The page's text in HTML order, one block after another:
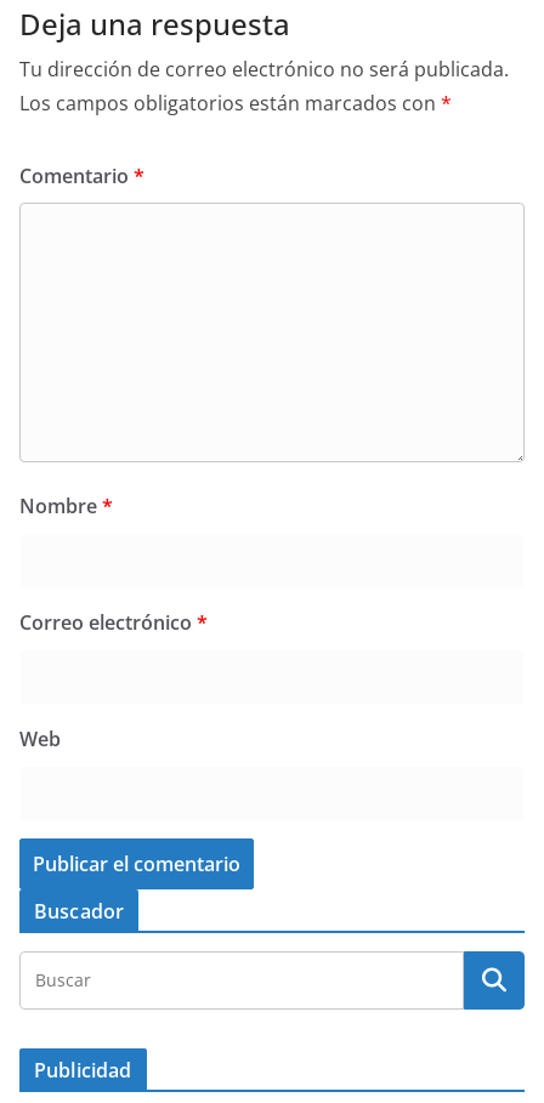
Deja una respuesta
Tu dirección de correo electrónico no será publicada.
Los campos obligatorios están marcados con *
Comentario *
Nombre*
Correo electrónico *
Web
Buscador
Publicidad